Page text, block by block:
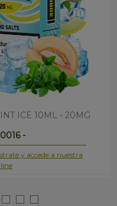
ICE 10ML - 20MG
-
y accede a nuestra